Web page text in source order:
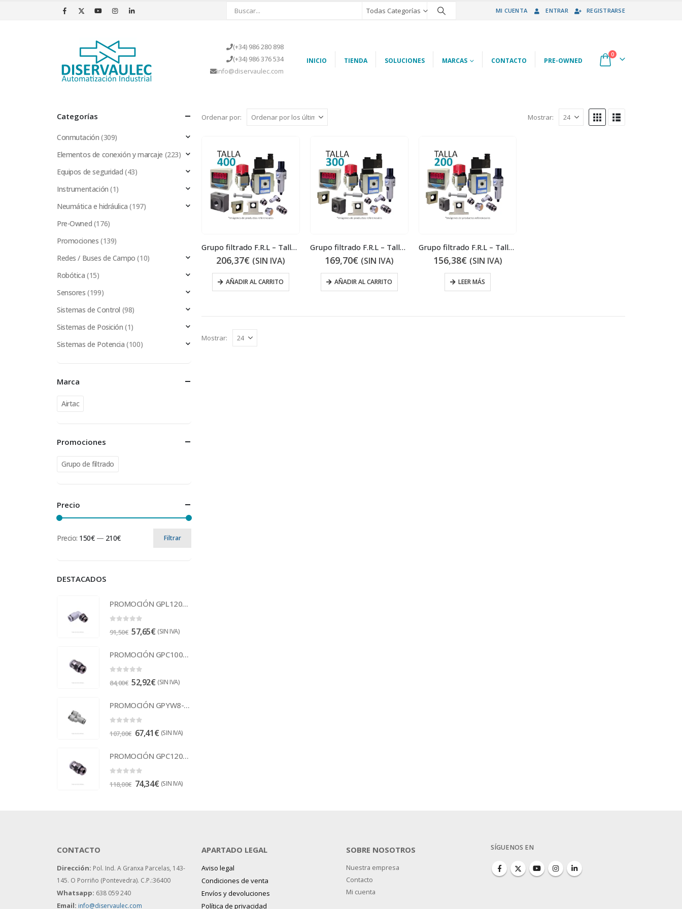
Todas Categorías MI CUENTA ENTRAR REGISTRARSE
(+34) 986 280 898
(+34) 986 376 534
info@diservaulec.com
INICIO TIENDA SOLUCIONES MARCAS CONTACTO PRE-OWNED
0
Ordenar por: Mostrar:
Grupo filtrado F.R.L – Talla 400
206,37€ (SIN IVA)
AÑADIR AL CARRITO
Grupo filtrado F.R.L – Talla 300
169,70€ (SIN IVA)
AÑADIR AL CARRITO
Grupo filtrado F.R.L – Talla 200
156,38€ (SIN IVA)
LEER MÁS
Mostrar:
Categorías
Conmutación (309)
Elementos de conexión y marcaje (223)
Equipos de seguridad (43)
Instrumentación (1)
Neumática e hidráulica (197)
Pre-Owned (176)
Promociones (139)
Redes / Buses de Campo (10)
Robótica (15)
Sensores (199)
Sistemas de Control (98)
Sistemas de Posición (1)
Sistemas de Potencia (100)
Marca
Airtac
Promociones
Grupo de filtrado
Precio
Filtrar
Precio: 150€— 210€
DESTACADOS
PROMOCIÓN GPL1201 Racor
91,50€ 57,65€ (SIN IVA)
PROMOCIÓN GPC1002 Racor
84,00€ 52,92€ (SIN IVA)
PROMOCIÓN GPYW8-6 Racor
107,00€ 67,41€ (SIN IVA)
PROMOCIÓN GPC1202 Racor
118,00€ 74,34€ (SIN IVA)
CONTACTO
Dirección: Pol. Ind. A Granxa Parcelas, 143-
145. O Porriño (Pontevedra). C.P.:36400
Whatsapp: 638 059 240
Email: info@diservaulec.com
APARTADO LEGAL
Aviso legal
Condiciones de venta
Envíos y devoluciones
Política de privacidad
SOBRE NOSOTROS
Nuestra empresa
Contacto
Mi cuenta
SÍGUENOS EN